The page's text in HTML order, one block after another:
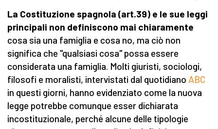
La Costituzione spagnola (art.39) e le sue leggi
principali non definiscono mai chiaramente
cosa sia una famiglia e cosa no, ma ciò non
significa che "qualsiasi cosa" possa essere
considerata una famiglia. Molti giuristi, sociologi,
filosofi e moralisti, intervistati dal quotidiano ABC
in questi giorni, hanno evidenziato come la nuova
legge potrebbe comunque esser dichiarata
incostituzionale, perché alcune delle tipologie